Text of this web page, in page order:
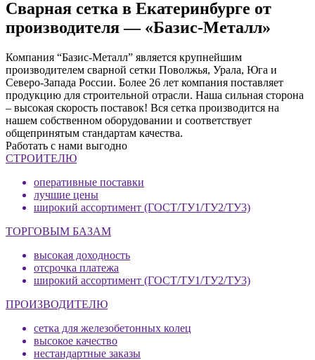
Сварная сетка в Екатеринбурге от
производителя — «Базис-Металл»
Компания “Базис-Металл” является крупнейшим
производителем сварной сетки Поволжья, Урала, Юга и
Северо-Запада России. Более 26 лет компания поставляет
продукцию для строительной отрасли. Наша сильная сторона
– высокая скорость поставок! Вся сетка производится на
нашем собственном оборудовании и соответствует
общепринятым стандартам качества.
Работать с нами выгодно
СТРОИТЕЛЮ
оперативные поставки
лучшие цены
широкий ассортимент (ГОСТ/ТУ1/ТУ2/ТУ3)
ТОРГОВЫМ БАЗАМ
высокая доходность
отсрочка платежа
широкий ассортимент (ГОСТ/ТУ1/ТУ2/ТУ3)
ПРОИЗВОДИТЕЛЮ
сетка для железобетонных колец
высокое качество
нестандартные заказы